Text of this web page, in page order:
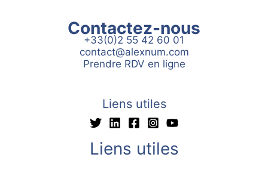
Contactez-nous
+33(0)2 55 42 60 01
contact@alexnum.com
Prendre RDV en ligne
Liens utiles
Liens utiles